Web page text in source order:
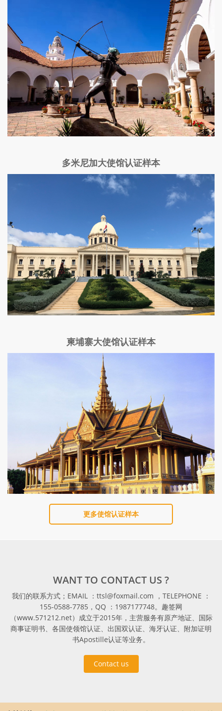
多米尼加大使馆认证样本
柬埔寨大使馆认证样本
更多使馆认证样本
WANT TO CONTACT US ?
我们的联系方式；EMAIL ：ttsl@foxmail.com ，TELEPHONE ：
155-0588-7785，QQ ：1987177748。趣签网
（www.571212.net）成立于2015年，主营服务有原产地证、国际
商事证明书、各国使领馆认证、出国双认证、海牙认证、附加证明
书Apostille认证等业务。
Contact us